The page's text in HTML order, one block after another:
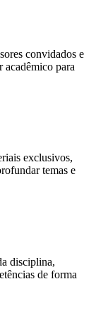
convidados e
para
exclusivos,
temas e
disciplina,
de forma